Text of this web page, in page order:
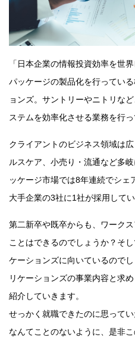
「日本企業の情報投資効率を世
パッケージの製品化を行ってい
ョンズ。サントリーやニトリな
ステムを効率化させる業務を行っ
クライアントのビジネス領域は
ルスケア、小売り・流通など多
ッケージ市場では8年連続でシェ
大手企業の3社に1社が採用して
第二新卒や既卒からも、ワーク
ことはできるのでしょうか？そ
ケーションズに向いているので
リケーションズの事業内容と求
紹介していきます。
せっかく就職できたのに思って
なんてことのないように、是非